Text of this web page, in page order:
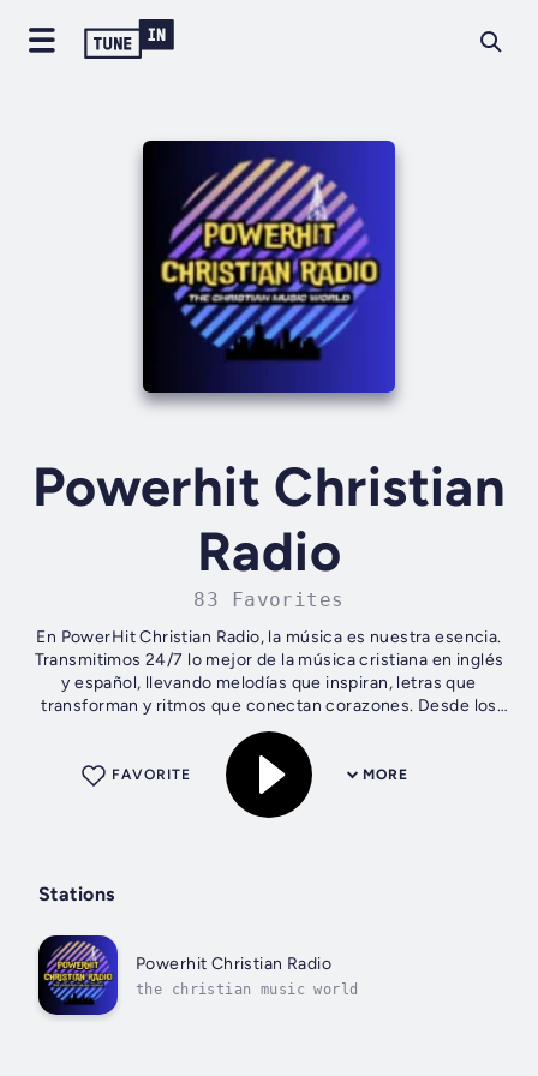
Powerhit Christian
Radio
83 Favorites
En PowerHit Christian Radio, la música es nuestra esencia.
Transmitimos 24/7 lo mejor de la música cristiana en inglés
y español, llevando melodías que inspiran, letras que
transforman y ritmos que conectan corazones. Desde los
clásicos inolvidables...
MORE
FAVORITE
Stations
Powerhit Christian Radio
the christian music world